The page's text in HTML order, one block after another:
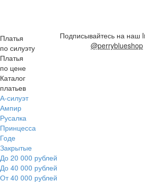
Подписывайтесь на наш
@perryblueshop
Платья
по силуэту
Платья
по цене
Каталог
платьев
А-силуэт
Ампир
Русалка
Принцесса
Годе
Закрытые
До 20 000 рублей
До 40 000 рублей
От 40 000 рублей